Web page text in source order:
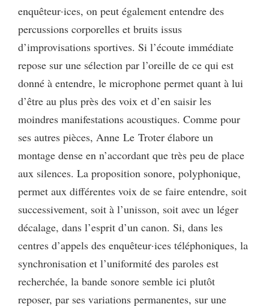
enquêteur·ices, on peut également entendre des
percussions corporelles et bruits issus
d’improvisations sportives. Si l’écoute immédiate
repose sur une sélection par l’oreille de ce qui est
donné à entendre, le microphone permet quant à lui
d’être au plus près des voix et d’en saisir les
moindres manifestations acoustiques. Comme pour
ses autres pièces, Anne Le Troter élabore un
montage dense en n’accordant que très peu de place
aux silences. La proposition sonore, polyphonique,
permet aux différentes voix de se faire entendre, soit
successivement, soit à l’unisson, soit avec un léger
décalage, dans l’esprit d’un canon. Si, dans les
centres d’appels des enquêteur·ices téléphoniques, la
synchronisation et l’uniformité des paroles est
recherchée, la bande sonore semble ici plutôt
reposer, par ses variations permanentes, sur une